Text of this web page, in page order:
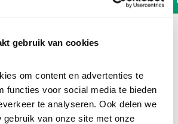
gebruik van cookies
om content en advertenties te
functies voor social media te bieden
te analyseren. Ook delen we
gebruik van onze site met onze